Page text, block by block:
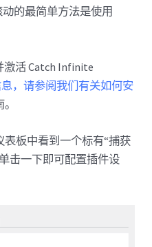
的最简单方法是使用
活 Catch Infinite
，请参阅我们有关如何安
表板中看到一个标有“捕获
击一下即可配置插件设